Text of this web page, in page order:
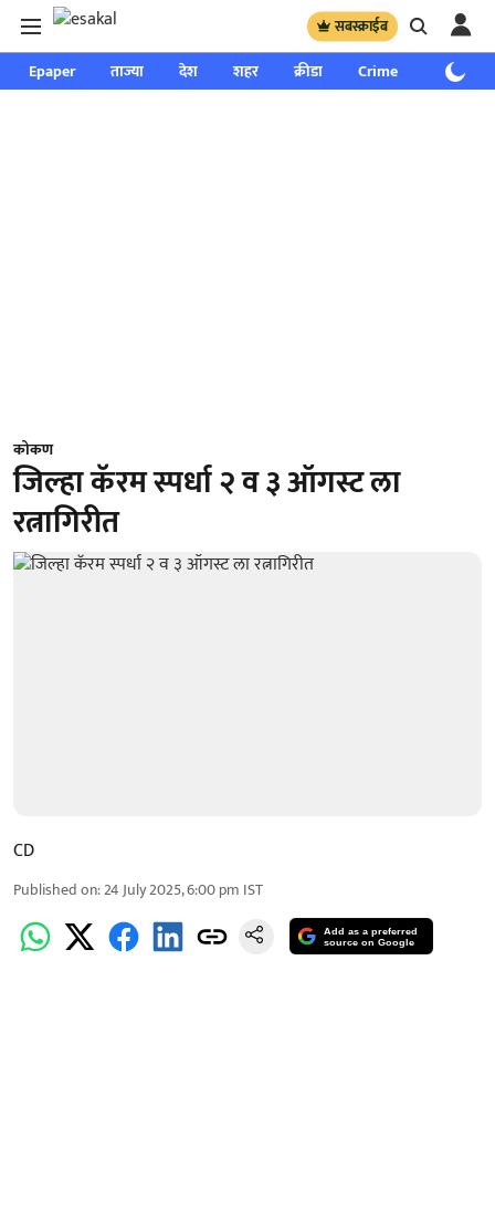
सबस्क्राईब
Epaper ताज्या देश शहर क्रीडा Crime साप्ताहिक
कोकण
जिल्हा कॅरम स्पर्धा २ व ३ ऑगस्ट ला
रत्नागिरीत
CD
Published on:24 July 2025, 6:00 pm IST
Add as a preferred
source on Google